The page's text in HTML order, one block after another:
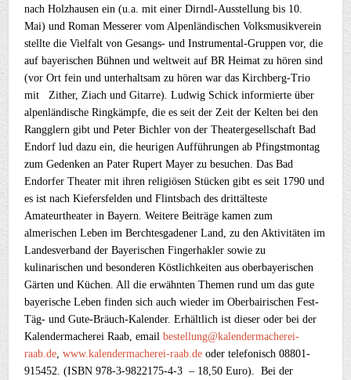
nach Holzhausen ein (u.a. mit einer Dirndl-Ausstellung bis 10.
Mai) und Roman Messerer vom Alpenländischen Volksmusikverein
stellte die Vielfalt von Gesangs- und Instrumental-Gruppen vor, die
auf bayerischen Bühnen und weltweit auf BR Heimat zu hören sind
(vor Ort fein und unterhaltsam zu hören war das Kirchberg-Trio
mit Zither, Ziach und Gitarre). Ludwig Schick informierte über
alpenländische Ringkämpfe, die es seit der Zeit der Kelten bei den
Rangglern gibt und Peter Bichler von der Theatergesellschaft Bad
Endorf lud dazu ein, die heurigen Aufführungen ab Pfingstmontag
zum Gedenken an Pater Rupert Mayer zu besuchen. Das Bad
Endorfer Theater mit ihren religiösen Stücken gibt es seit 1790 und
es ist nach Kiefersfelden und Flintsbach des drittälteste
Amateurtheater in Bayern. Weitere Beiträge kamen zum
almerischen Leben im Berchtesgadener Land, zu den Aktivitäten im
Landesverband der Bayerischen Fingerhakler sowie zu
kulinarischen und besonderen Köstlichkeiten aus oberbayerischen
Gärten und Küchen. All die erwähnten Themen rund um das gute
bayerische Leben finden sich auch wieder im Oberbairischen Fest-
Täg- und Gute-Bräuch-Kalender. Erhältlich ist dieser oder bei der
Kalendermacherei Raab, emailbestellung@kalendermacherei-
raab.de ,www.kalendermacherei-raab.de oder telefonisch 08801-
915452. (ISBN 978-3-9822175-4-3 – 18,50 Euro). Bei der